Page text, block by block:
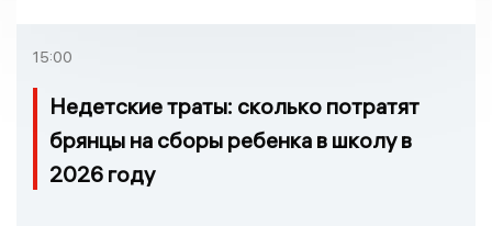
15:00
Недетские траты: сколько потратят
брянцы на сборы ребенка в школу в
2026 году